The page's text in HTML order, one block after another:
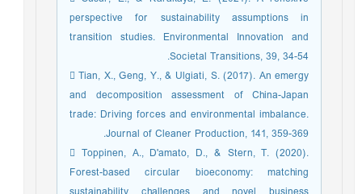
perspective for sustainability assumptions in
transition studies. Environmental Innovation and
Societal Transitions, 39, 34-54.
 Tian, X., Geng, Y., & Ulgiati, S. (2017). An emergy
and decomposition assessment of China-Japan
trade: Driving forces and environmental imbalance.
Journal of Cleaner Production, 141, 359-369.
 Toppinen, A., D'amato, D., & Stern, T. (2020).
Forest-based circular bioeconomy: matching